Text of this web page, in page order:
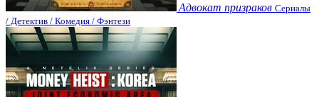
Адвокат призраков Сериалы
/ Детектив / Комедия / Фэнтези